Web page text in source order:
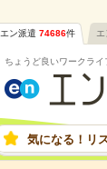
エン派遣 74686件 エ
ちょうど良いワークライ
気になる！リ